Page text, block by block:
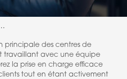
principale des centres de
travaillant avec une équipe
la prise en charge efficace
tout en étant activement